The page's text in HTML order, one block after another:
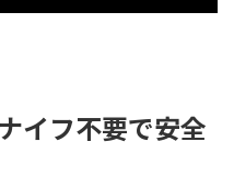
イフ不要で安全